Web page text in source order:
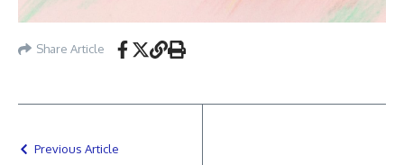
Share Article
Previous Article